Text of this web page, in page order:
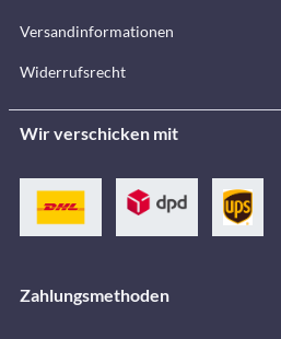
Versandinformationen
Widerrufsrecht
Wir verschicken mit
Zahlungsmethoden